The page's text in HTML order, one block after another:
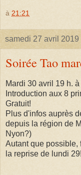
à 21:21
samedi 27 avril 2019
Soirée Tao
Mardi 30 avril 19 h.
Introduction aux 8
Gratuit!
Plus d'infos auprès
depuis la région de
Nyon?)
Autant que possible,
la reprise de lundi 29!